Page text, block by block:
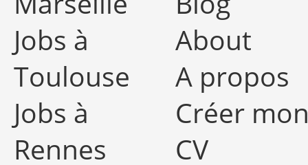
Jobs à
Toulouse
Jobs à
Rennes
About
A propos
Créer
CV